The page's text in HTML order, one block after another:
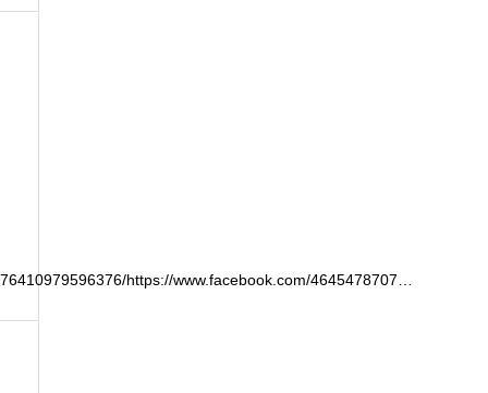
https://www.facebook.com/4645478707…